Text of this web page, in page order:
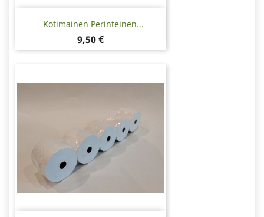
Kotimainen Perinteinen...
Hinta
9,50 €